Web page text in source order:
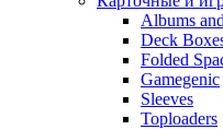
Albums
Deck
Folded
Gamegenic
Sleeves
Toploaders